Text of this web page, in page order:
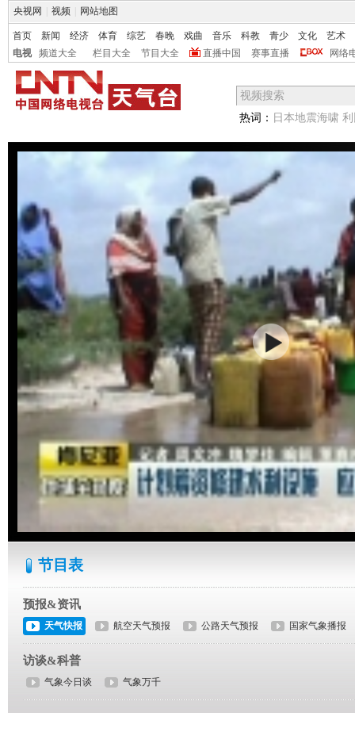
央视网 视频 网站地图
首页 新闻 经济 体育 综艺 春晚 戏曲 音乐 科教 青少 文化
艺术
电视
频道大全 栏目大全 节目大全 直播中国 赛事直播 网络
热词： 日本地震海啸
节目表
预报&资讯
天气快报 航空天气预报 公路天气预报 国家气象播报
访谈&科普
气象今日谈 气象万千
生活